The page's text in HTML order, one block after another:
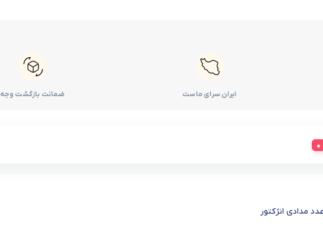
ایران سرای ماست ضمانت بازگشت وجه